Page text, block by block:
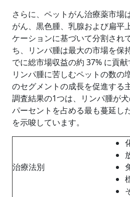
さらに、ペットがん治療薬市場
がん、黒色腫、乳腺および扁平
ケーションに基づいて分割され
ち、リンパ腫は最大の市場を保
でに総市場収益の約 37% に貢献
リンパ腫に苦しむペットの数の
のセグメントの成長を促進する
調査結果の1つは、リンパ腫が
パーセントを占める最も蔓延し
を示唆しています。
治療法別